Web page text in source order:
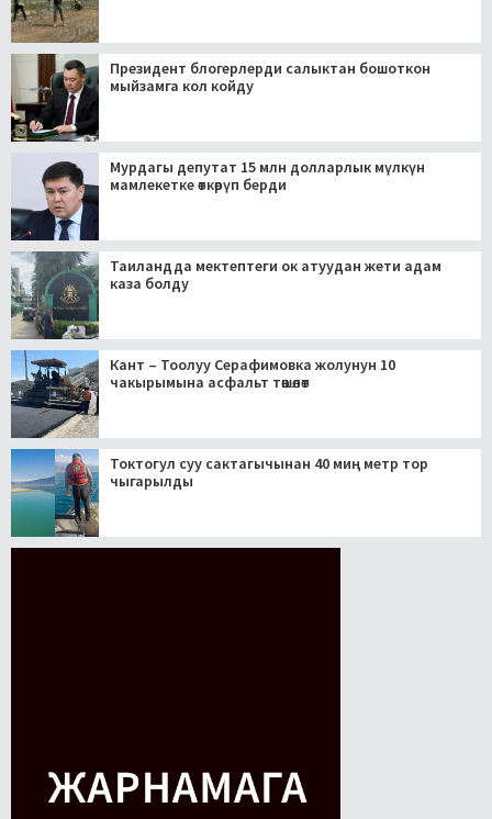
Президент блогерлерди салыктан бошоткон
мыйзамга кол койду
Мурдагы депутат 15 млн долларлык мүлкүн
мамлекетке өткөрүп берди
Таиландда мектептеги ок атуудан жети адам
каза болду
Кант – Тоолуу Серафимовка жолунун 10
чакырымына асфальт төшөлөт
Токтогул суу сактагычынан 40 миң метр тор
чыгарылды